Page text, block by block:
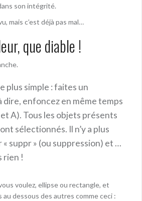
son intégrité.
mais c’est déjà pas mal…
que diable !
plus simple : faites un
dire, enfoncez en même temps
A). Tous les objets présents
sélectionnés. Il n’y a plus
« suppr » (ou suppression) et …
rien !
voulez, ellipse ou rectangle, et
dessous des autres comme ceci :